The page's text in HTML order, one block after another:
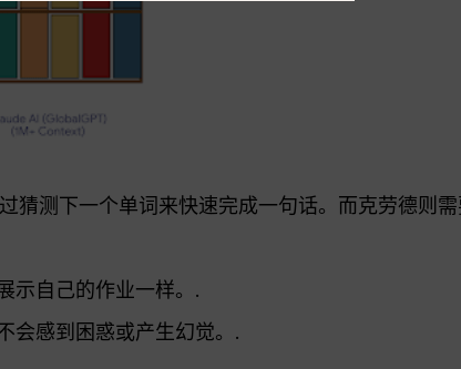
猜测下一个单词来快速完成一句话。而克劳德则需
示自己的作业一样。.
会感到困惑或产生幻觉。.